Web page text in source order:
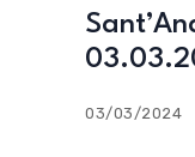
03/03/2024